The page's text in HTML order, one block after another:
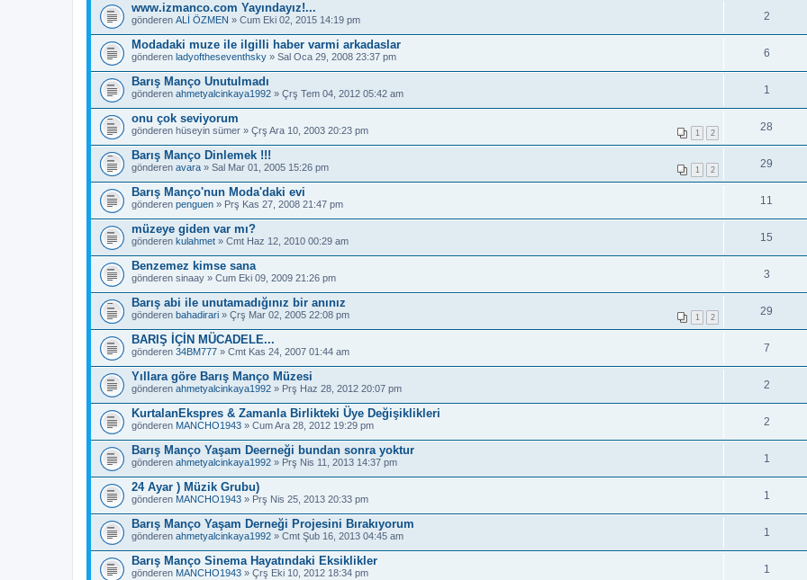
www.izmanco.com Yayındayız!...
gönderen ALİ ÖZMEN » Cum Eki 02, 2015 14:19 pm 2
Modadaki muze ile ilgilli haber varmi arkadaslar
gönderen ladyoftheseventhsky » Sal Oca 29, 2008 23:37 pm 6
Barış Manço Unutulmadı
gönderen ahmetyalcinkaya1992 » Çrş Tem 04, 2012 05:42 am 1
onu çok seviyorum
1 2
gönderen hüseyin sümer » Çrş Ara 10, 2003 20:23 pm 28
Barış Manço Dinlemek !!!
1 2
gönderen avara » Sal Mar 01, 2005 15:26 pm 29
Barış Manço'nun Moda'daki evi
gönderen penguen » Prş Kas 27, 2008 21:47 pm 11
müzeye giden var mı?
gönderen kulahmet » Cmt Haz 12, 2010 00:29 am 15
Benzemez kimse sana
gönderen sinaay » Cum Eki 09, 2009 21:26 pm 3
Barış abi ile unutamadığınız bir anınız
1 2
gönderen bahadirari » Çrş Mar 02, 2005 22:08 pm 29
BARIŞ İÇİN MÜCADELE...
gönderen 34BM777 » Cmt Kas 24, 2007 01:44 am 7
Yıllara göre Barış Manço Müzesi
gönderen ahmetyalcinkaya1992 » Prş Haz 28, 2012 20:07 pm 2
KurtalanEkspres & Zamanla Birlikteki Üye Değişiklikleri
gönderen MANCHO1943 » Cum Ara 28, 2012 19:29 pm 2
Barış Manço Yaşam Deerneği bundan sonra yoktur
gönderen ahmetyalcinkaya1992 » Prş Nis 11, 2013 14:37 pm 1
24 Ayar ) Müzik Grubu)
gönderen MANCHO1943 » Prş Nis 25, 2013 20:33 pm 1
Barış Manço Yaşam Derneği Projesini Bırakıyorum
gönderen ahmetyalcinkaya1992 » Cmt Şub 16, 2013 04:45 am 1
Barış Manço Sinema Hayatındaki Eksiklikler
gönderen MANCHO1943 » Çrş Eki 10, 2012 18:34 pm 1